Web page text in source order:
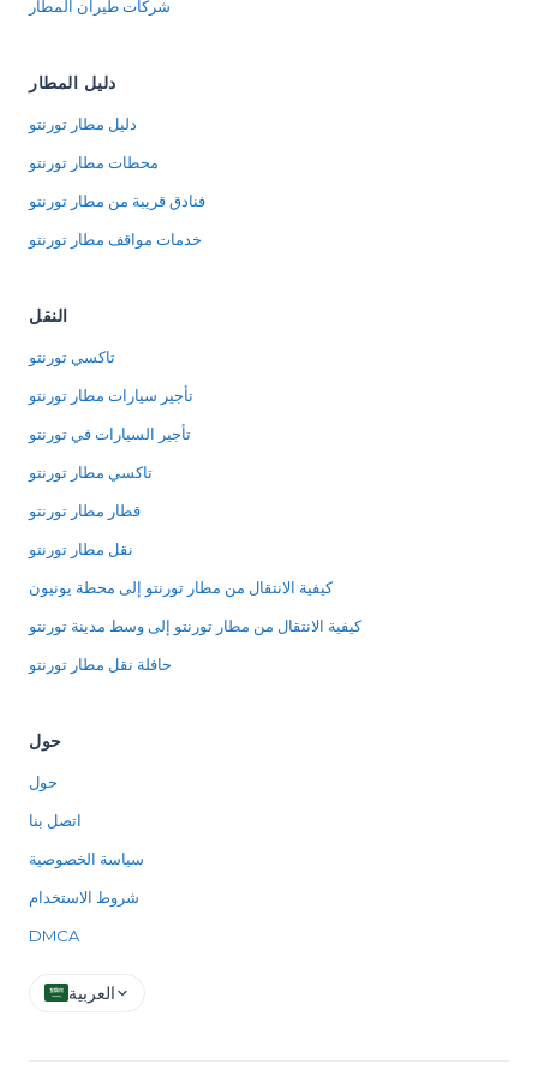
شركات طيران المطار
دليل المطار
دليل مطار تورنتو
محطات مطار تورنتو
فنادق قريبة من مطار تورنتو
خدمات مواقف مطار تورنتو
النقل
تاكسي تورنتو
تأجير سيارات مطار تورنتو
تأجير السيارات في تورنتو
تاكسي مطار تورنتو
قطار مطار تورنتو
نقل مطار تورنتو
كيفية الانتقال من مطار تورنتو إلى محطة يونيون
كيفية الانتقال من مطار تورنتو إلى وسط مدينة تورنتو
حافلة نقل مطار تورنتو
حول
حول
اتصل بنا
سياسة الخصوصية
شروط الاستخدام
DMCA
العربية